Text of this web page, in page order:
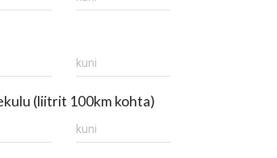
(liitrit 100km kohta)